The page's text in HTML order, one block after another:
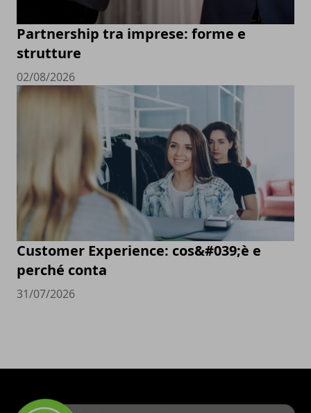
Partnership tra imprese: forme e
strutture
02/08/2026
Customer Experience: cos&#039;è e
perché conta
31/07/2026